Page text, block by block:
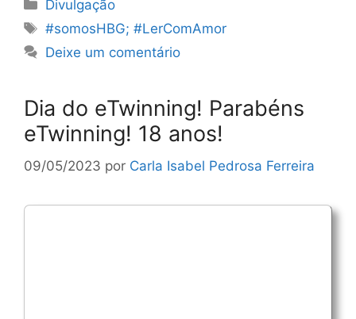
Divulgação
Etiquetas
#somosHBG; #LerComAmor
Deixe um comentário
Dia do eTwinning! Parabéns
eTwinning! 18 anos!
09/05/2023 por Carla Isabel Pedrosa Ferreira